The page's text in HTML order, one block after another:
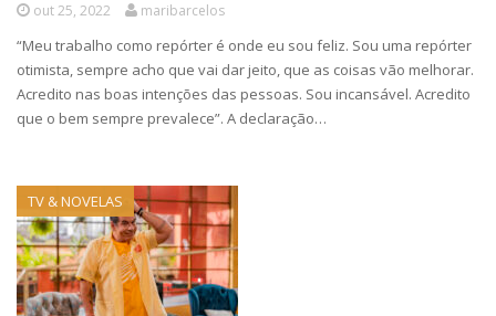
out 25, 2022 maribarcelos
“Meu trabalho como repórter é onde eu sou feliz. Sou uma repórter
otimista, sempre acho que vai dar jeito, que as coisas vão melhorar.
Acredito nas boas intenções das pessoas. Sou incansável. Acredito
que o bem sempre prevalece”. A declaração…
TV & NOVELAS